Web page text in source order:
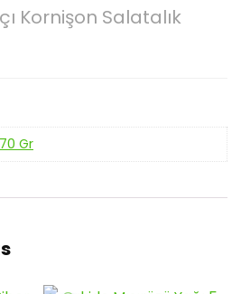
Kornişon Salatalık
Gr